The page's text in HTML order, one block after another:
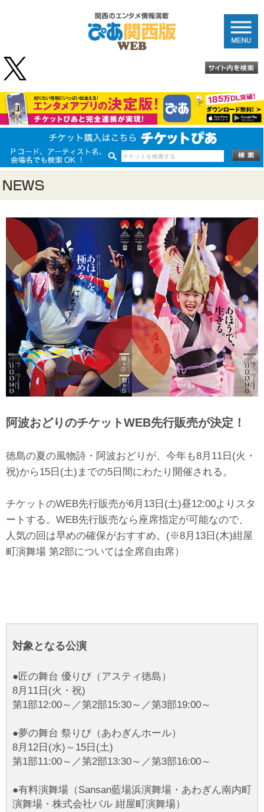
阿波おどりのチケットWEB先行販売が決定！
徳島の夏の風物詩・阿波おどりが、今年も8月11日(火・
祝)から15日(土)までの5日間にわたり開催される。
チケットのWEB先行販売が6月13日(土)昼12:00よりスタ
ートする。WEB先行販売なら座席指定が可能なので、
人気の回は早めの確保がおすすめ。(※8月13日(木)紺屋
町演舞場 第2部については全席自由席）
対象となる公演
●匠の舞台 優りび（アスティ徳島）
8月11日(火・祝)
第1部12:00～／第2部15:30～／第3部19:00～
●夢の舞台 祭りび（あわぎんホール）
8月12日(水)～15日(土)
第1部11:00～／第2部13:30～／第3部16:00～
●有料演舞場（Sansan藍場浜演舞場・あわぎん南内町
演舞場・株式会社バル 紺屋町演舞場）